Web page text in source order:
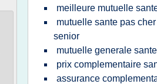
meilleure mutuelle
mutuelle sante pas
senior
mutuelle generale
prix complementaire
assurance